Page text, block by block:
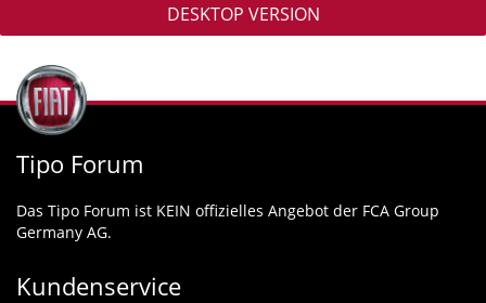
DESKTOP VERSION
Tipo Forum
Das Tipo Forum ist KEIN offizielles Angebot der FCA Group
Germany AG.
Kundenservice